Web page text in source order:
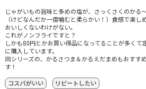
じゃがいもの旨味と多めの塩が、さっくさくのかる
（けどなんだか一度噛むと柔らかい！）食感で楽しめ
おいしくないわけがない。
これがノンフライですと？
しかも80円とかお買い得品になってることが多くて
に購入しています。
同シリーズの、かるさつま＆かるえだまめもおすす
す！
コスパがいい
リピートしたい